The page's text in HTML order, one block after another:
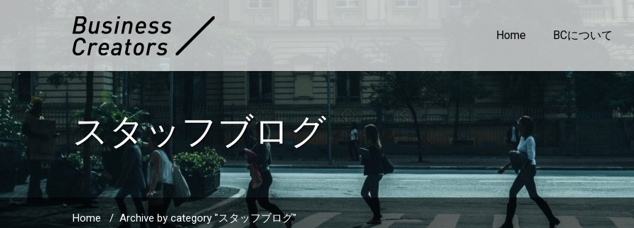
Home BCについて
スタッフブログ
Home / Archive by category "スタッフブログ"